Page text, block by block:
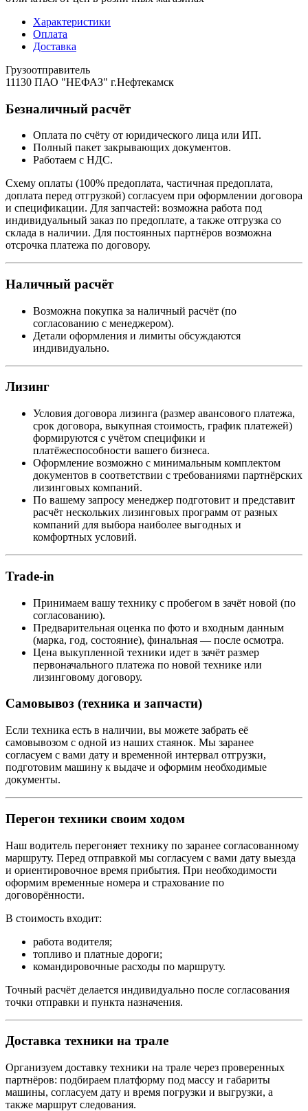
Характеристики
Оплата
Доставка
Грузоотправитель
11130 ПАО "НЕФАЗ" г.Нефтекамск
Безналичный расчёт
Оплата по счёту от юридического лица или ИП.
Полный пакет закрывающих документов.
Работаем с НДС.
Схему оплаты (100% предоплата, частичная предоплата,
доплата перед отгрузкой) согласуем при оформлении договора
и спецификации. Для запчастей: возможна работа под
индивидуальный заказ по предоплате, а также отгрузка со
склада в наличии. Для постоянных партнёров возможна
отсрочка платежа по договору.
Наличный расчёт
Возможна покупка за наличный расчёт (по
согласованию с менеджером).
Детали оформления и лимиты обсуждаются
индивидуально.
Лизинг
Условия договора лизинга (размер авансового платежа,
срок договора, выкупная стоимость, график платежей)
формируются с учётом специфики и
платёжеспособности вашего бизнеса.
Оформление возможно с минимальным комплектом
документов в соответствии с требованиями партнёрских
лизинговых компаний.
По вашему запросу менеджер подготовит и представит
расчёт нескольких лизинговых программ от разных
компаний для выбора наиболее выгодных и
комфортных условий.
Trade-in
Принимаем вашу технику с пробегом в зачёт новой (по
согласованию).
Предварительная оценка по фото и входным данным
(марка, год, состояние), финальная — после осмотра.
Цена выкупленной техники идет в зачёт размер
первоначального платежа по новой технике или
лизинговому договору.
Самовывоз (техника и запчасти)
Если техника есть в наличии, вы можете забрать её
самовывозом с одной из наших стаянок. Мы заранее
согласуем с вами дату и временной интервал отгрузки,
подготовим машину к выдаче и оформим необходимые
документы.
Перегон техники своим ходом
Наш водитель перегоняет технику по заранее согласованному
маршруту. Перед отправкой мы согласуем с вами дату выезда
и ориентировочное время прибытия. При необходимости
оформим временные номера и страхование по
договорённости.
В стоимость входит:
работа водителя;
топливо и платные дороги;
командировочные расходы по маршруту.
Точный расчёт делается индивидуально после согласования
точки отправки и пункта назначения.
Доставка техники на трале
Организуем доставку техники на трале через проверенных
партнёров: подбираем платформу под массу и габариты
машины, согласуем дату и время погрузки и выгрузки, а
также маршрут следования.